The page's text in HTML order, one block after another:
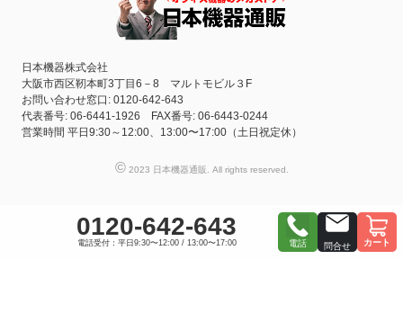
0120-642-643
電話受付：平日9:30〜12:00 / 13:00〜17:00 電話 問合せ カート
日本機器株式会社
大阪市西区靭本町3丁目6－8 マルトモビル３F
お問い合わせ窓口: 0120-642-643
代表番号: 06-6441-1926 FAX番号: 06-6443-0244
営業時間 平日9:30～12:00、13:00〜17:00（土日祝定休）
©2023 日本機器通販. All rights reserved.